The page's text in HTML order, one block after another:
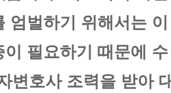
엄벌하기 위해서는 이
필요하기 때문에 수
변호사 조력을 받아